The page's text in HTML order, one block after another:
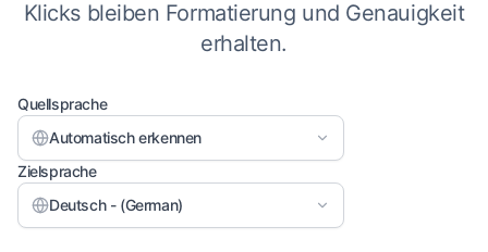
Klicks bleiben Formatierung und Genauigkeit
erhalten.
Quellsprache
Automatisch erkennen
Zielsprache
Deutsch - (German)